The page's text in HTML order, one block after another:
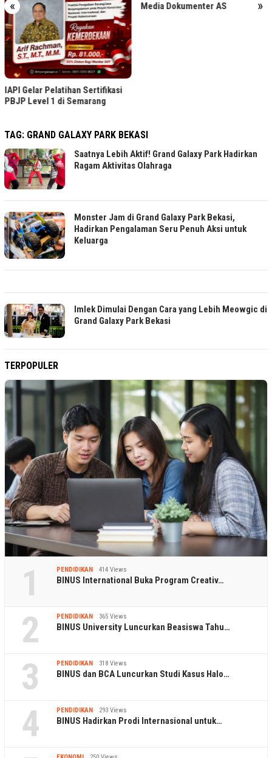
« »
IAPI Gelar Pelatihan Sertifikasi
PBJP Level 1 di Semarang
Media Dokumenter AS
TAG: GRAND GALAXY PARK BEKASI
Saatnya Lebih Aktif! Grand Galaxy Park Hadirkan
Ragam Aktivitas Olahraga
Monster Jam di Grand Galaxy Park Bekasi,
Hadirkan Pengalaman Seru Penuh Aksi untuk
Keluarga
Imlek Dimulai Dengan Cara yang Lebih Meowgic di
Grand Galaxy Park Bekasi
TERPOPULER
1 PENDIDIKAN 414 Views
BINUS International Buka Program Creativ…
2 PENDIDIKAN 365 Views
BINUS University Luncurkan Beasiswa Tahu…
3 PENDIDIKAN 318 Views
BINUS dan BCA Luncurkan Studi Kasus Halo…
4 PENDIDIKAN 293 Views
BINUS Hadirkan Prodi Internasional untuk…